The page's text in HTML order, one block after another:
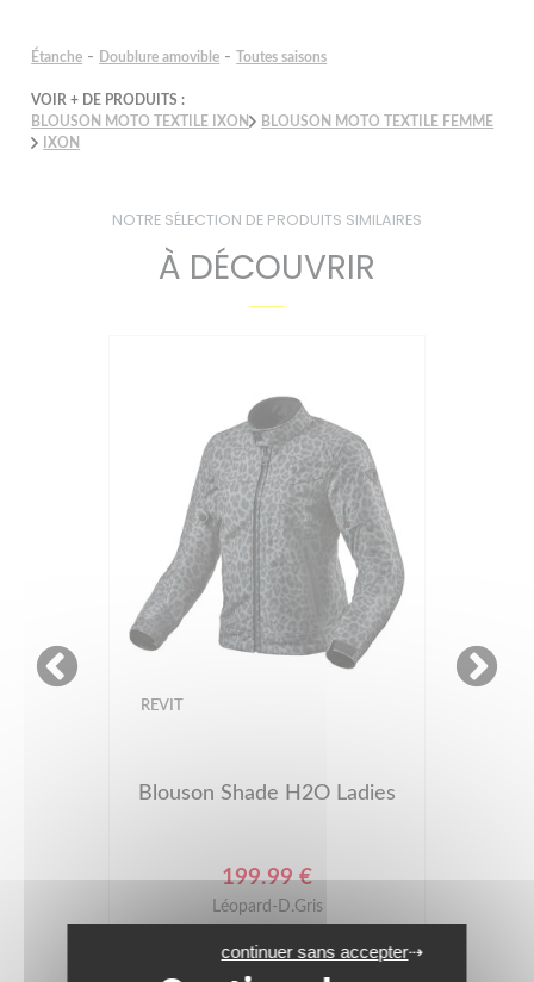
Étanche - Doublure amovible - Toutes saisons
VOIR + DE PRODUITS :
BLOUSON MOTO TEXTILE IXON
BLOUSON MOTO TEXTILE FEMME
IXON
NOTRE SÉLECTION DE PRODUITS SIMILAIRES
À DÉCOUVRIR
REVIT
Blouson Shade H2O Ladies
199.99 €
Léopard-D.Gris
continuer sans accepter